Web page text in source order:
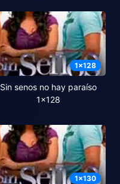
1x128
Sin senos no hay paraíso
1x128
1x130